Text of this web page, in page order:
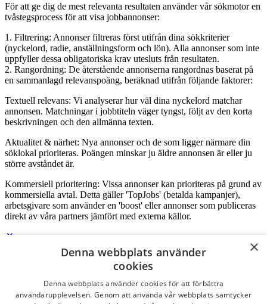
För att ge dig de mest relevanta resultaten använder vår sökmotor en
tvåstegsprocess för att visa jobbannonser:
1. Filtrering: Annonser filtreras först utifrån dina sökkriterier
(nyckelord, radie, anställningsform och lön). Alla annonser som inte
uppfyller dessa obligatoriska krav utesluts från resultaten.
2. Rangordning: De återstående annonserna rangordnas baserat på
en sammanlagd relevanspoäng, beräknad utifrån följande faktorer:
Textuell relevans: Vi analyserar hur väl dina nyckelord matchar
annonsen. Matchningar i jobbtiteln väger tyngst, följt av den korta
beskrivningen och den allmänna texten.
Aktualitet & närhet: Nya annonser och de som ligger närmare din
söklokal prioriteras. Poängen minskar ju äldre annonsen är eller ju
större avståndet är.
Kommersiell prioritering: Vissa annonser kan prioriteras på grund av
kommersiella avtal. Detta gäller 'TopJobs' (betalda kampanjer),
arbetsgivare som använder en 'boost' eller annonser som publiceras
direkt av våra partners jämfört med externa källor.
Logga in som företag
×
Denna webbplats använder
cookies
Denna webbplats använder cookies för att förbättra
användarupplevelsen. Genom att använda vår webbplats samtycker